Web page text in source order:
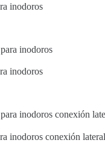
inodoros
inodoros
inodoros conexión lateral